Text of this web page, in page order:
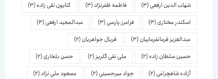
شهاب الدین ارفعی(3) فاطمه ظفرنژاد(3) کتایون تقی زاده(3)
اسكندر مختاری(3) فرامرز پارسی(3) عبدالمجید ارفعی(3)
عبدالعزیز فرمانفرماییان(3) فریال جواهریان(2)
حسین سلطان زاده(2) علی نقی گلریز(2) حسن بلخاری(2)
آزاده شاهچراغی(2) جواد میرحسینی(2) مسعود علی نژاد (2)